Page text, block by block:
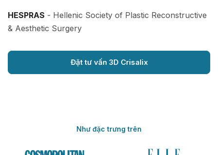
HESPRAS - Hellenic Society of Plastic Reconstructive
& Aesthetic Surgery
Đặt tư vấn 3D Crisalix
Như đặc trưng trên